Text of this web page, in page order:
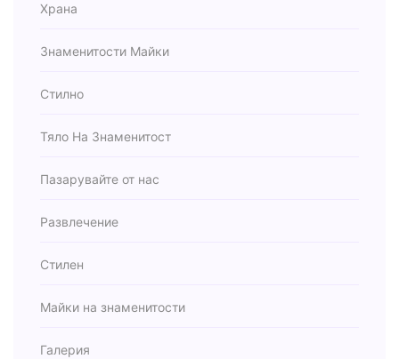
Храна
Знаменитости Майки
Стилно
Тяло На Знаменитост
Пазарувайте от нас
Развлечение
Стилен
Майки на знаменитости
Галерия